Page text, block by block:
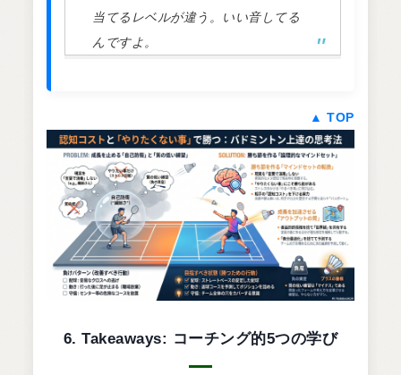
当てるレベルが違う。いい音してる
んですよ。
▲ TOP
6. Takeaways: コーチング的5つの学び